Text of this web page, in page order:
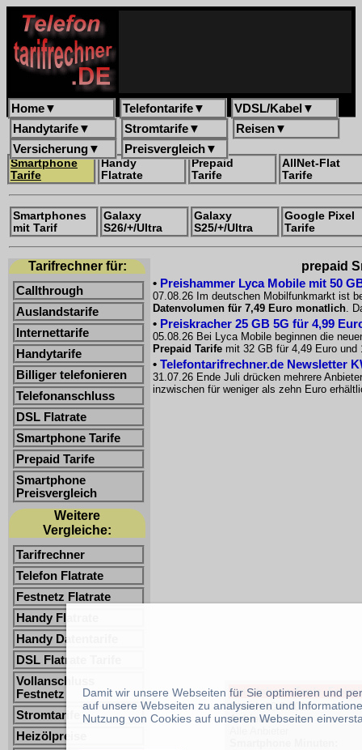
Home▼ Telefontarife▼ VDSL/Kabel ▼
Handytarife▼ Stromtarife▼ Reisen▼
Versicherung▼ Preisvergleich▼
Smartphone
Tarife
Handy
Flatrate
Prepaid
Tarife
AllNet-Flat
Tarife
Smartphones
mit Tarif
Galaxy
S26/+/Ultra
Galaxy
S25/+/Ultra
Google Pixel
Tarife
Tarifrechner für:
Callthrough
Auslandstarife
Internettarife
Handytarife
Billiger telefonieren
Telefonanschluss
DSL Flatrate
Smartphone Tarife
Prepaid Tarife
Smartphone
Preisvergleich
Weitere
Vergleiche:
Tarifrechner
Telefon Flatrate
Festnetz Flatrate
Handy Flatrate
Handy Datentarife
DSL Flatrate Tarife
Vollanschluss
Festnetz
Stromtarife
Heizölpreise
prepaid
• Preishammer Lyca Mobile mit 50
07.08.26 Im deutschen Mobilfunkmarkt ist
Datenvolumen für 7,49 Euro monatlich.
• Preiskracher 25 GB 5G für 4,99
05.08.26 Bei Lyca Mobile beginnen die
Prepaid Tarife mit 32 GB für 4,49 Euro
• Telefontarifrechner.de Newsletter
31.07.26 Ende Juli drücken mehrere
inzwischen für weniger als zehn Euro
Smartphone Tarife -
Stand:10.8.2026
Anbieter:
Damit wir unsere Webseiten für Sie optimieren und
auf unsere Webseiten zu analysieren und
Nutzung von Cookies auf unseren Webseiten